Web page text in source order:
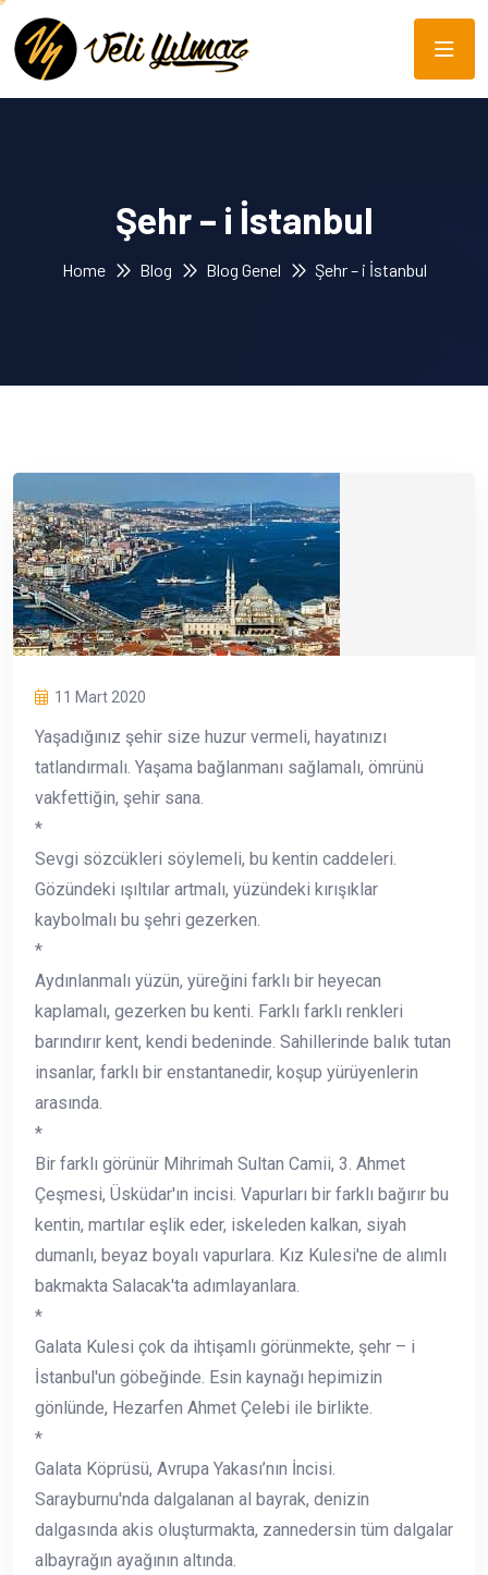
Şehr – i İstanbul
Home Blog Blog Genel Şehr – i İstanbul
11 Mart 2020
Yaşadığınız şehir size huzur vermeli, hayatınızı
tatlandırmalı. Yaşama bağlanmanı sağlamalı, ömrünü
vakfettiğin, şehir sana.
*
Sevgi sözcükleri söylemeli, bu kentin caddeleri.
Gözündeki ışıltılar artmalı, yüzündeki kırışıklar
kaybolmalı bu şehri gezerken.
*
Aydınlanmalı yüzün, yüreğini farklı bir heyecan
kaplamalı, gezerken bu kenti. Farklı farklı renkleri
barındırır kent, kendi bedeninde. Sahillerinde balık tutan
insanlar, farklı bir enstantanedir, koşup yürüyenlerin
arasında.
*
Bir farklı görünür Mihrimah Sultan Camii, 3. Ahmet
Çeşmesi, Üsküdar'ın incisi. Vapurları bir farklı bağırır bu
kentin, martılar eşlik eder, iskeleden kalkan, siyah
dumanlı, beyaz boyalı vapurlara. Kız Kulesi'ne de alımlı
bakmakta Salacak'ta adımlayanlara.
*
Galata Kulesi çok da ihtişamlı görünmekte, şehr – i
İstanbul'un göbeğinde. Esin kaynağı hepimizin
gönlünde, Hezarfen Ahmet Çelebi ile birlikte.
*
Galata Köprüsü, Avrupa Yakası’nın İncisi.
Sarayburnu'nda dalgalanan al bayrak, denizin
dalgasında akis oluşturmakta, zannedersin tüm dalgalar
albayrağın ayağının altında.